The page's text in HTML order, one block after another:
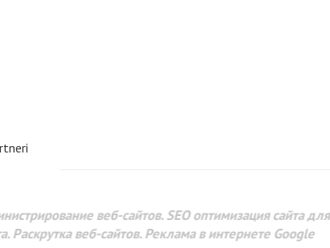
веб-сайтов. SEO оптимизация сайта для
Раскрутка веб-сайтов. Реклама в интернете Google